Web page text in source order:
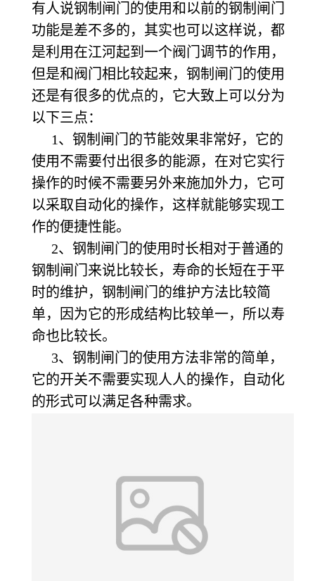
有人说钢制闸门的使用和以前的钢制闸门
功能是差不多的，其实也可以这样说，都
是利用在江河起到一个阀门调节的作用，
但是和阀门相比较起来，钢制闸门的使用
还是有很多的优点的，它大致上可以分为
以下三点：
1、钢制闸门的节能效果非常好，它的
使用不需要付出很多的能源，在对它实行
操作的时候不需要另外来施加外力，它可
以采取自动化的操作，这样就能够实现工
作的便捷性能。
2、钢制闸门的使用时长相对于普通的
钢制闸门来说比较长，寿命的长短在于平
时的维护，钢制闸门的维护方法比较简
单，因为它的形成结构比较单一，所以寿
命也比较长。
3、钢制闸门的使用方法非常的简单，
它的开关不需要实现人人的操作，自动化
的形式可以满足各种需求。